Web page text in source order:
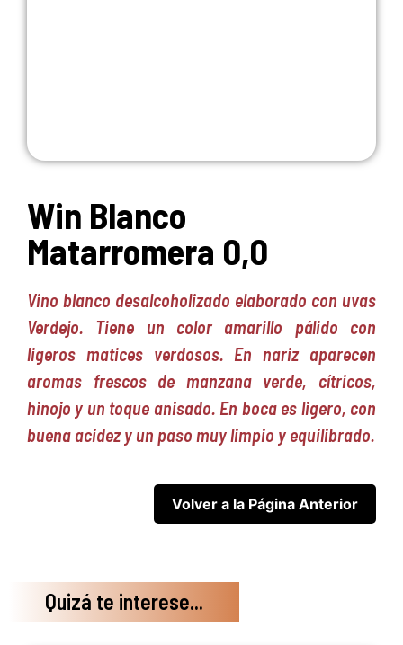
Win Blanco
Matarromera 0,0
Vino blanco desalcoholizado elaborado con uvas
Verdejo. Tiene un color amarillo pálido con
ligeros matices verdosos. En nariz aparecen
aromas frescos de manzana verde, cítricos,
hinojo y un toque anisado. En boca es ligero, con
buena acidez y un paso muy limpio y equilibrado.
Quizá te interese...